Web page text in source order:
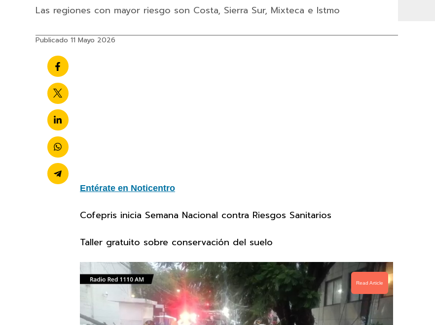
Las regiones con mayor riesgo son Costa, Sierra Sur, Mixteca e Istmo
Publicado 11 Mayo 2026
Entérate en Noticentro
Cofepris inicia Semana Nacional contra Riesgos Sanitarios
Taller gratuito sobre conservación del suelo
Read Article